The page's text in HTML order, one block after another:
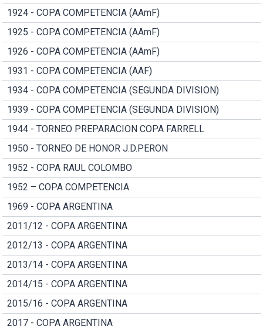
1924 - COPA COMPETENCIA (AAmF)
1925 - COPA COMPETENCIA (AAmF)
1926 - COPA COMPETENCIA (AAmF)
1931 - COPA COMPETENCIA (AAF)
1934 - COPA COMPETENCIA (SEGUNDA DIVISION)
1939 - COPA COMPETENCIA (SEGUNDA DIVISION)
1944 - TORNEO PREPARACION COPA FARRELL
1950 - TORNEO DE HONOR J.D.PERON
1952 - COPA RAUL COLOMBO
1952 – COPA COMPETENCIA
1969 - COPA ARGENTINA
2011/12 - COPA ARGENTINA
2012/13 - COPA ARGENTINA
2013/14 - COPA ARGENTINA
2014/15 - COPA ARGENTINA
2015/16 - COPA ARGENTINA
2017 - COPA ARGENTINA